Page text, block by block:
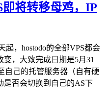
即将转移母鸡，IP
起，hostodo的全部VPS都会
，大致完成日期是5月31
自己的托管服务器（自有硬
是否会切换到自己的AS下